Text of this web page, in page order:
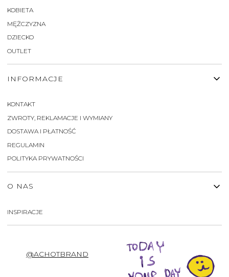
KOBIETA
MĘŻCZYZNA
DZIECKO
OUTLET
INFORMACJE
KONTAKT
ZWROTY, REKLAMACJE I WYMIANY
DOSTAWA I PŁATNOŚĆ
REGULAMIN
POLITYKA PRYWATNOŚCI
O NAS
INSPIRACJE
@ACHOTBRAND